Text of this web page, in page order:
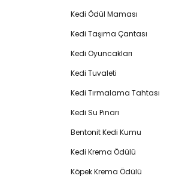
Kedi Ödül Maması
Kedi Taşıma Çantası
Kedi Oyuncakları
Kedi Tuvaleti
Kedi Tırmalama Tahtası
Kedi Su Pınarı
Bentonit Kedi Kumu
Kedi Krema Ödülü
Köpek Krema Ödülü